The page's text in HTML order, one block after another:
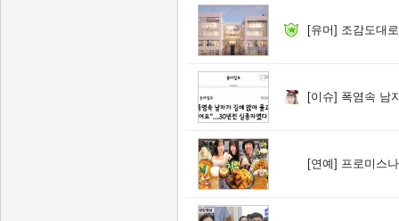
[유머] 조감도대
[이슈] 폭염속 남자가
[연예] 프로미스